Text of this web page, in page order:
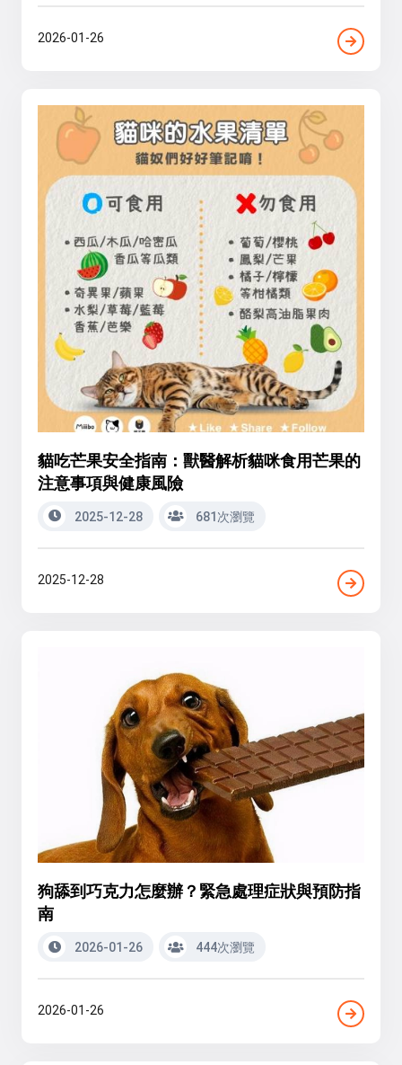
2026-01-26
貓吃芒果安全指南：獸醫解析貓咪食用芒果的
注意事項與健康風險
2025-12-28 681次瀏覽
2025-12-28
狗舔到巧克力怎麼辦？緊急處理症狀與預防指
南
2026-01-26 444次瀏覽
2026-01-26